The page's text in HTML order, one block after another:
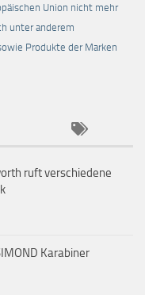
Union nicht mehr
unter anderem
Produkte der Marken
ruft verschiedene
Karabiner